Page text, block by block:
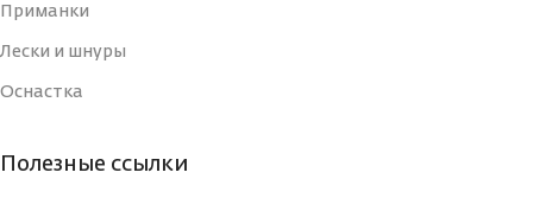
УПАКОВКА
Приманки
Лески и шнуры
Оснастка
Полезные ссылки